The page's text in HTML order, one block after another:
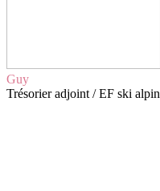
Guy
Trésorier adjoint / EF ski alpin